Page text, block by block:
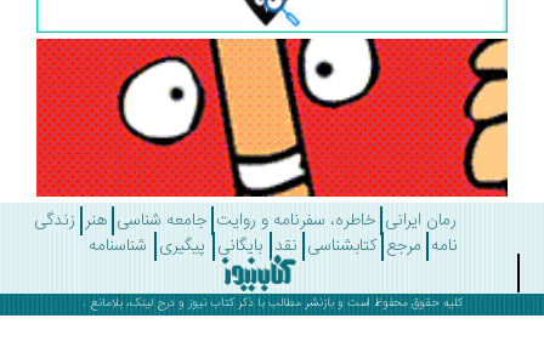
رمان ایرانی خاطره، سفرنامه و روایت جامعه شناسی هنر زندگی
مرجع کتابشناسی نقد بایگانی پیگیری شناسنامه
کلیه حقوق محفوظ است و بازنشر مطالب با ذکرکتاب نیوز و درج لینک، بلامانع .